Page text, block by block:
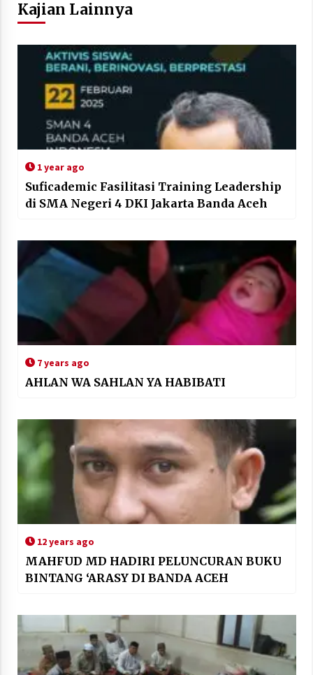
Kajian Lainnya
1 year ago
Suficademic Fasilitasi Training Leadership
di SMA Negeri 4 DKI Jakarta Banda Aceh
7 years ago
AHLAN WA SAHLAN YA HABIBATI
12 years ago
MAHFUD MD HADIRI PELUNCURAN BUKU
BINTANG ‘ARASY DI BANDA ACEH